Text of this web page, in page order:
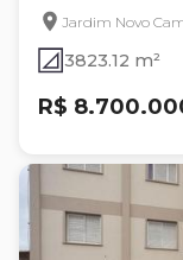
Jardim Novo
3823.12 m²
R$